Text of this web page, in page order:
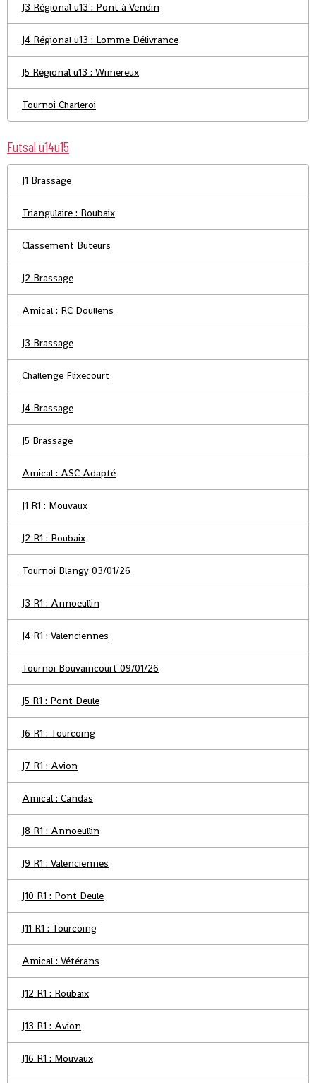
J3 Régional u13 : Pont à Vendin
J4 Régional u13 : Lomme Délivrance
J5 Régional u13 : Wimereux
Tournoi Charleroi
Futsal u14u15
J1 Brassage
Triangulaire : Roubaix
Classement Buteurs
J2 Brassage
Amical : RC Doullens
J3 Brassage
Challenge Flixecourt
J4 Brassage
J5 Brassage
Amical : ASC Adapté
J1 R1 : Mouvaux
J2 R1 : Roubaix
Tournoi Blangy 03/01/26
J3 R1 : Annoeullin
J4 R1 : Valenciennes
Tournoi Bouvaincourt 09/01/26
J5 R1 : Pont Deule
J6 R1 : Tourcoing
J7 R1 : Avion
Amical : Candas
J8 R1 : Annoeullin
J9 R1 : Valenciennes
J10 R1 : Pont Deule
J11 R1 : Tourcoing
Amical : Vétérans
J12 R1 : Roubaix
J13 R1 : Avion
J16 R1 : Mouvaux